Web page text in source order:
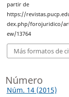
partir de
https://
dex.php/forojuridico/
ew/13764
Más formatos de
Número
Núm. 14 (2015)